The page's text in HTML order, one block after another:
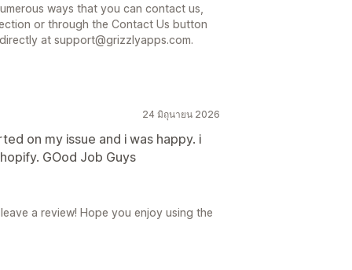
ways that you can contact us,
or through the Contact Us button
at support@grizzlyapps.com.
24 มิถุนายน 2026
on my issue and i was happy. i
GOod Job Guys
a review! Hope you enjoy using the